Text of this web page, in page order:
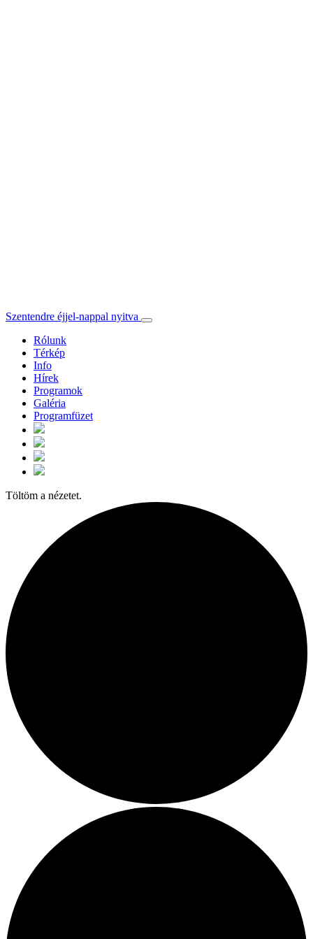
Szentendre éjjel-nappal nyitva
Rólunk
Térkép
Info
Hírek
Programok
Galéria
Programfüzet
Töltöm a nézetet.